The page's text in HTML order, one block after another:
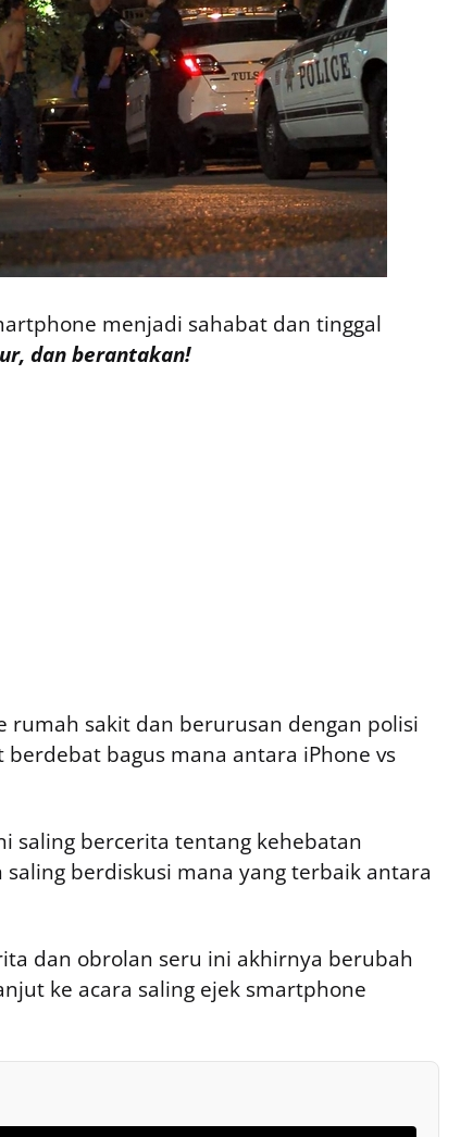
menjadi sahabat dan tinggal
dan berantakan!
rumah sakit dan berurusan dengan polisi
bagus mana antara iPhone vs
saling bercerita tentang kehebatan
berdiskusi mana yang terbaik antara
dan obrolan seru ini akhirnya berubah
ke acara saling ejek smartphone